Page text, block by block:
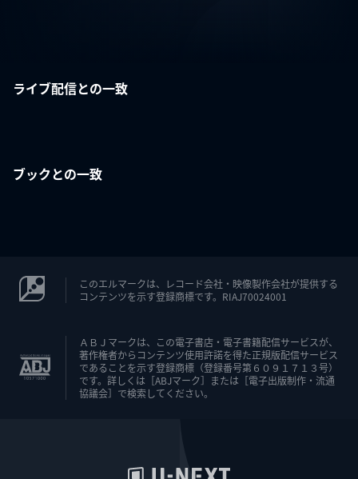
ライブ配信との一致
ブックとの一致
このエルマークは、レコード会社・映像製作会社が提供する
コンテンツを示す登録商標です。RIAJ70024001
ＡＢＪマークは、この電子書店・電子書籍配信サービスが、
著作権者からコンテンツ使用許諾を得た正規版配信サービス
であることを示す登録商標（登録番号第６０９１７１３号）
です。詳しくは［ABJマーク］または［電子出版制作・流通
協議会］で検索してください。